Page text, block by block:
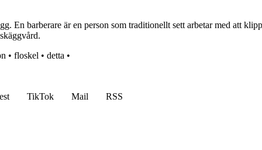
En barberare är en person som traditionellt sett arbetar med att
• floskel • detta •
TikTok Mail
RSS